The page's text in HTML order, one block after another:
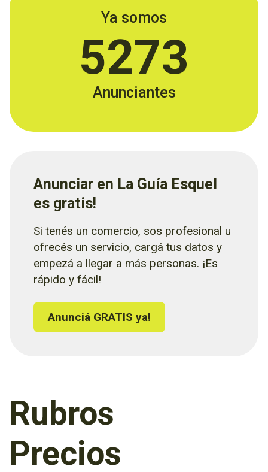
Ya somos
5273
Anunciantes
Anunciar en La Guía Esquel
es gratis!
Si tenés un comercio, sos profesional u
ofrecés un servicio, cargá tus datos y
empezá a llegar a más personas. ¡Es
rápido y fácil!
Anunciá GRATIS ya!
Rubros
Precios